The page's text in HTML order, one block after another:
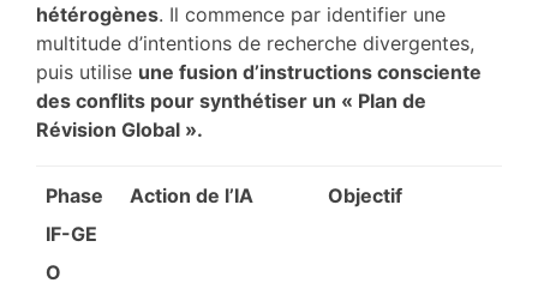
hétérogènes. Il commence par identifier une
multitude d’intentions de recherche divergentes,
puis utilise une fusion d’instructions consciente
des conflits pour synthétiser un « Plan de
Révision Global ».
Phase
IF-GE
O
Action de l’IA Objectif